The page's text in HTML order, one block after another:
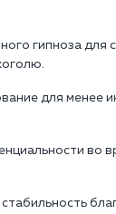
гипноза для
для менее
во
стабильность